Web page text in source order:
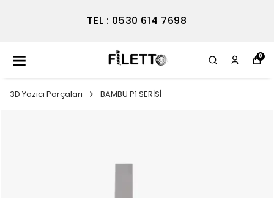
TEL : 0530 614 7698
0
3D Yazıcı Parçaları BAMBU P1 SERİSİ